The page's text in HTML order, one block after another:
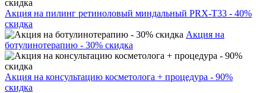
Акция на пилинг ретиноловый миндальный PRX-T33 - 40%
скидка
Акция на
ботулинотерапию - 30% скидка
Акция на консультацию косметолога + процедура - 90%
скидка